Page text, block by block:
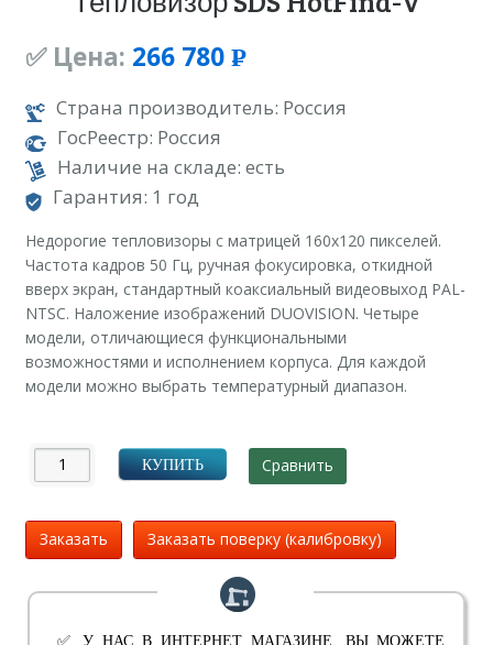
✅ Цена: 266 780 Р
УБ.
Страна производитель: Россия
ГосРеестр: Россия
Наличие на складе: есть
Гарантия: 1 год
Недорогие тепловизоры с матрицей 160х120 пикселей.
Частота кадров 50 Гц, ручная фокусировка, откидной
вверх экран, стандартный коаксиальный видеовыход PAL-
NTSC. Наложение изображений DUOVISION. Четыре
модели, отличающиеся функциональными
возможностями и исполнением корпуса. Для каждой
модели можно выбрать температурный диапазон.
КУПИТЬ Сравнить
Заказать Заказать поверку (калибровку)
✅ У НАС В ИНТЕРНЕТ МАГАЗИНЕ, ВЫ МОЖЕТЕ